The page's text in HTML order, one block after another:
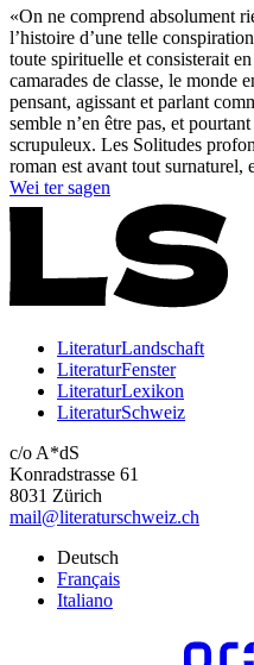
«On ne comprend absolument
l’histoire d’une telle
toute spirituelle et consisterait
camarades de classe, le monde
pensant, agissant et parlant
semble n’en être pas, et
scrupuleux. Les Solitudes
roman est avant tout surnaturel,
Wei ter sagen
LiteraturLandschaft
LiteraturFenster
LiteraturLexikon
LiteraturSchweiz
c/o A*dS
Konradstrasse 61
8031 Zürich
mail@literaturschweiz.ch
Deutsch
Français
Italiano